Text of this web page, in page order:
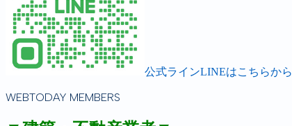
公式ラインLINEはこちらから
WEBTODAY MEMBERS